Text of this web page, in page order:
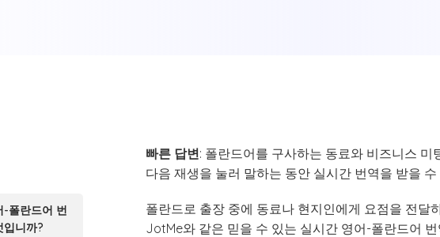
-폴란드어 번
입니까?
빠른 답변: 폴란드어를 구사하는 동료와 비즈니스
다음 재생을 눌러 말하는 동안 실시간 번역을 받을 수
폴란드로 출장 중에 동료나 현지인에게 요점을 전달
JotMe와 같은 믿을 수 있는 실시간 영어-폴란드어